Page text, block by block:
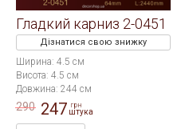
Гладкий карниз 2-0451
Дізнатися свою знижку
Ширина: 4.5 см
Висота: 4.5 см
Довжина: 244 см
290 247 грн
штука